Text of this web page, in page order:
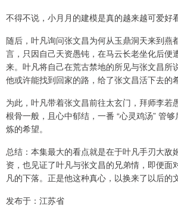
不得不说，小月月的建模是真的越来越可爱好
随后，叶凡询问张文昌为何从玉鼎洞天来到燕
言，只因自己天资愚钝，在马云长老坐化后便
来。叶凡将自己在荒古禁地的所见与张文昌所
他或许能找到回家的路，给了张文昌活下去的
为此，叶凡带着张文昌前往太玄门，拜师李若
根骨一般，且心中郁结，一番 “心灵鸡汤” 管
炼的希望。
总结：本集最大的看点就是在于叶凡手刃大敌
资，也见证了叶凡与张文昌的兄弟情，即便面
凡的下落。正是他这种真心，以换来了以后的
发布于：江苏省